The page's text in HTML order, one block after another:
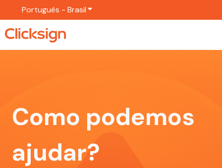
Português - BrasilMostrar submenu para traduções
Como podemos
ajudar?